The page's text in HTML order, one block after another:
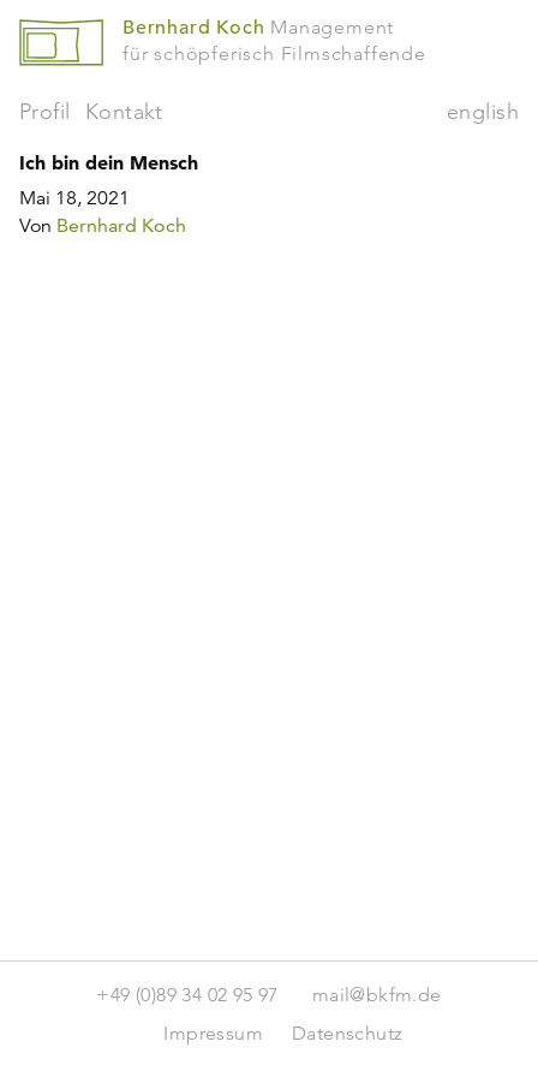
Bernhard Koch Management
für schöpferisch Filmschaffende
Profil Kontakt english
Ich bin dein Mensch
Mai 18, 2021
Von Bernhard Koch
+49 (0)89 34 02 95 97
mail@bkfm.de
Impressum
Datenschutz